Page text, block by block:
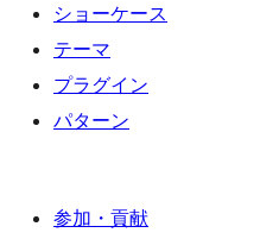
ショーケース
テーマ
プラグイン
パターン
参加・貢献